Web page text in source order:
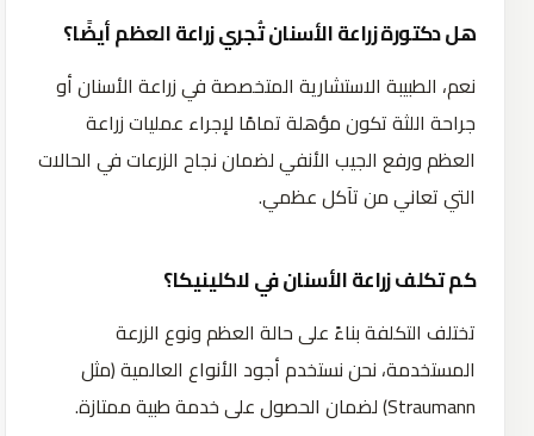
هل دكتورة زراعة الأسنان تُجري زراعة العظم أيضًا؟
نعم، الطبيبة الاستشارية المتخصصة في زراعة الأسنان أو
جراحة اللثة تكون مؤهلة تمامًا لإجراء عمليات زراعة
العظم ورفع الجيب الأنفي لضمان نجاح الزرعات في الحالات
التي تعاني من تآكل عظمي.
كم تكلف زراعة الأسنان في لاكلينيكا؟
تختلف التكلفة بناءً على حالة العظم ونوع الزرعة
المستخدمة، نحن نستخدم أجود الأنواع العالمية (مثل
Straumann) لضمان الحصول على خدمة طبية ممتازة.